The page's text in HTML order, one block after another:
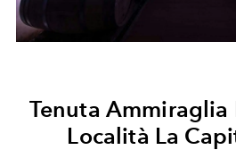
Tenuta Ammiraglia
Località La